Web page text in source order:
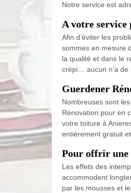
Notre service est
A votre service
Afin d’éviter les
sommes en mesure
la qualité et dans le
crépi… aucun n’a de
Guerdener
Nombreuses sont
Rénovation pour en
votre toiture à
entièrement gratuit
Pour offrir une
Les effets des
accommodent
par les mousses et